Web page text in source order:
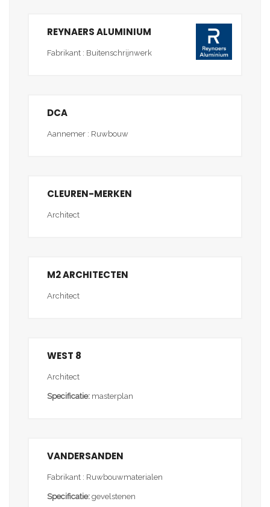
REYNAERS ALUMINIUM
Fabrikant : Buitenschrijnwerk
DCA
Aannemer : Ruwbouw
CLEUREN-MERKEN
Architect
M2 ARCHITECTEN
Architect
WEST 8
Architect
Specificatie: masterplan
VANDERSANDEN
Fabrikant : Ruwbouwmaterialen
Specificatie: gevelstenen